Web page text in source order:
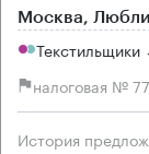
Москва,
налоговая №
История